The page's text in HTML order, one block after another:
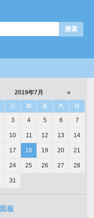
2019年7月 »
三 四 五 六 日
3 4 5 6 7
10 11 12 13 14
17 18 19 20 21
24 25 26 27 28
31
板